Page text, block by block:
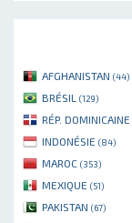
AFGHANISTAN (44)
BRÉSIL (129)
RÉP. DOMINICAINE
INDONÉSIE (84)
MAROC (353)
MEXIQUE (51)
PAKISTAN (67)